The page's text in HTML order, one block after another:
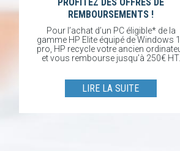
REMBOURSEMENTS !
Pour l’achat d’un PC éligible* de la
gamme HP Elite équipé de Windows
pro, HP recycle votre ancien
et vous rembourse jusqu’à 250€ HT.
LIRE LA SUITE